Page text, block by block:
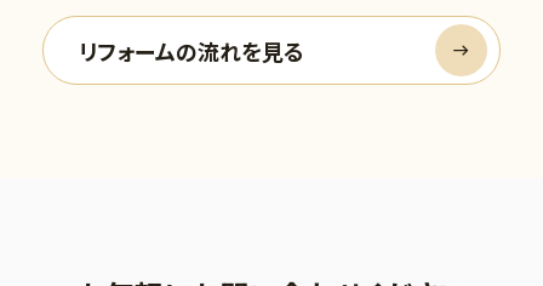
リフォームの流れを見る